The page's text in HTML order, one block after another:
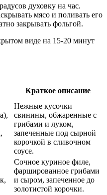
духовку на час.
мясо и поливать его
закрывать фольгой.
виде на 15-20 минут
Краткое описание
Нежные кусочки
свинины, обжаренные с
грибами и луком,
запеченные под сырной
корочкой в сливочном
соусе.
Сочное куриное филе,
фаршированное грибами
и сыром, запеченное до
золотистой корочки.